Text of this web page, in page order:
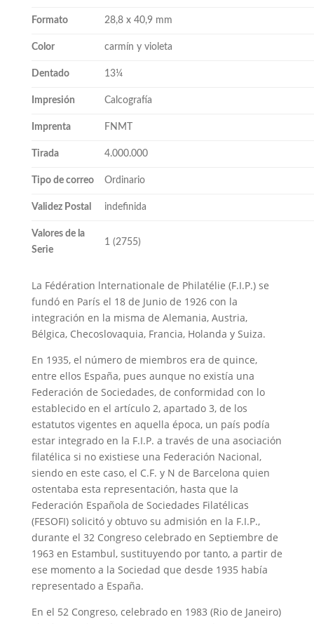
Formato 28,8 x 40,9 mm
Color carmín y violeta
Dentado 13¼
Impresión Calcografía
Imprenta FNMT
Tirada 4.000.000
Tipo de correo Ordinario
Validez Postal indefinida
Valores de la
Serie
1 (2755)
La Fédération lnternationale de Philatélie (F.I.P.) se
fundó en París el 18 de Junio de 1926 con la
integración en la misma de Alemania, Austria,
Bélgica, Checoslovaquia, Francia, Holanda y Suiza.
En 1935, el número de miembros era de quince,
entre ellos España, pues aunque no existía una
Federación de Sociedades, de conformidad con lo
establecido en el artículo 2, apartado 3, de los
estatutos vigentes en aquella época, un país podía
estar integrado en la F.I.P. a través de una asociación
filatélica si no existiese una Federación Nacional,
siendo en este caso, el C.F. y N de Barcelona quien
ostentaba esta representación, hasta que la
Federación Española de Sociedades Filatélicas
(FESOFI) solicitó y obtuvo su admisión en la F.I.P.,
durante el 32 Congreso celebrado en Septiembre de
1963 en Estambul, sustituyendo por tanto, a partir de
ese momento a la Sociedad que desde 1935 había
representado a España.
En el 52 Congreso, celebrado en 1983 (Rio de Janeiro)